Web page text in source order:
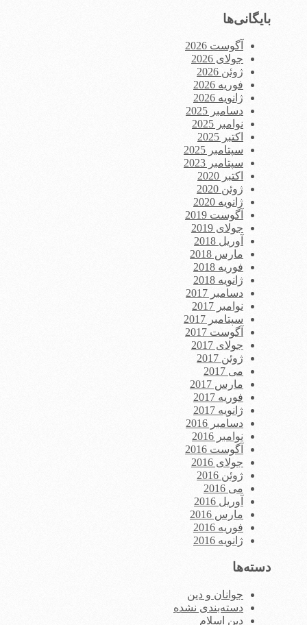
بایگانی‌ها
آگوست 2026
جولای 2026
ژوئن 2026
فوریه 2026
ژانویه 2026
دسامبر 2025
نوامبر 2025
اکتبر 2025
سپتامبر 2025
سپتامبر 2023
اکتبر 2020
ژوئن 2020
ژانویه 2020
آگوست 2019
جولای 2019
آوریل 2018
مارس 2018
فوریه 2018
ژانویه 2018
دسامبر 2017
نوامبر 2017
سپتامبر 2017
آگوست 2017
جولای 2017
ژوئن 2017
می 2017
مارس 2017
فوریه 2017
ژانویه 2017
دسامبر 2016
نوامبر 2016
آگوست 2016
جولای 2016
ژوئن 2016
می 2016
آوریل 2016
مارس 2016
فوریه 2016
ژانویه 2016
دسته‌ها
جوانان و دین
دسته‌بندی نشده
دین اسلام